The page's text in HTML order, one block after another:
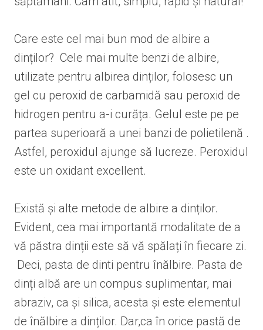
Care este cel mai bun mod de albire a
dinților? Cele mai multe benzi de albire,
utilizate pentru albirea dinților, folosesc un
gel cu peroxid de carbamidă sau peroxid de
hidrogen pentru a-i curăța. Gelul este pe pe
partea superioară a unei banzi de polietilenă .
Astfel, peroxidul ajunge să lucreze. Peroxidul
este un oxidant excellent.
Există și alte metode de albire a dinților.
Evident, cea mai importantă modalitate de a
vă păstra dinții este să vă spălați în fiecare zi.
Deci, pasta de dinti pentru înălbire. Pasta de
dinți albă are un compus suplimentar, mai
abraziv, ca și silica, acesta și este elementul
de înălbire a dinților. Dar,ca în orice pastă de